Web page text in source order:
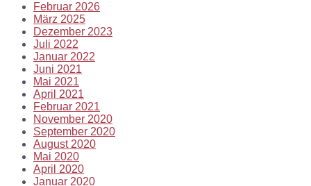
Februar 2026
März 2025
Dezember 2023
Juli 2022
Januar 2022
Juni 2021
Mai 2021
April 2021
Februar 2021
November 2020
September 2020
August 2020
Mai 2020
April 2020
Januar 2020